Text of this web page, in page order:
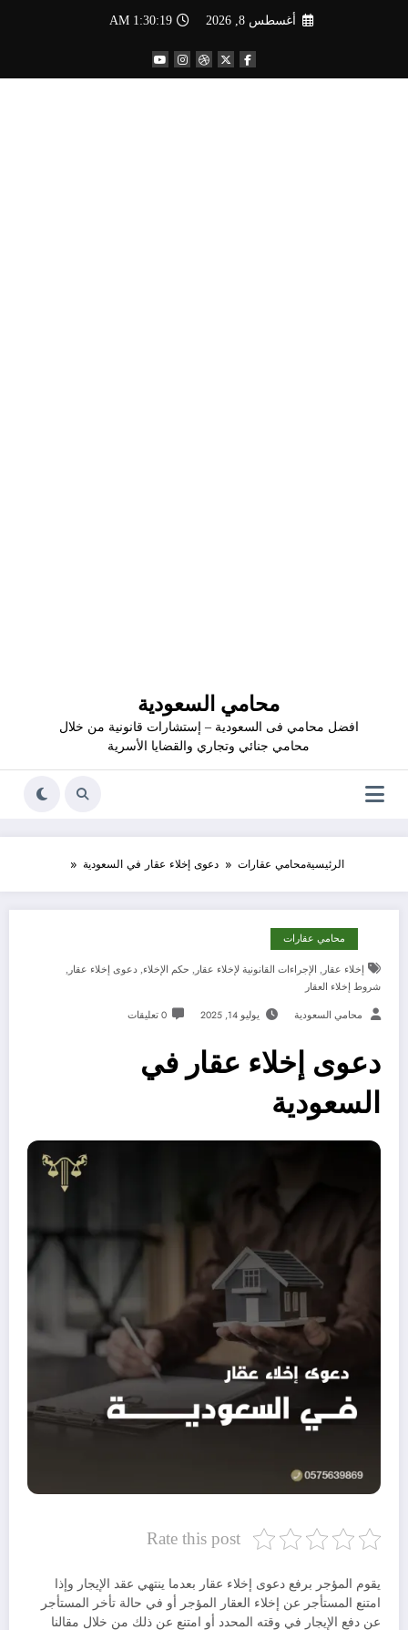
أغسطس 8, 2026 1:30:20 AM
محامي السعودية
افضل محامي فى السعودية – إستشارات قانونية من خلال
محامي جنائي وتجاري والقضايا الأسرية
الرئيسيةمحامي عقارات دعوى إخلاء عقار في السعودية
محامي عقارات
إخلاء عقار الإجراءات القانونية لإخلاء عقار حكم الإخلاء دعوى إخلاء عقار
شروط إخلاء العقار
محامي السعودية يوليو 14, 2025 0 تعليقات
دعوى إخلاء عقار في
السعودية
Rate this post
يقوم المؤجر برفع دعوى إخلاء عقار بعدما ينتهي عقد الإيجار وإذا
امتنع المستأجر عن إخلاء العقار المؤجر أو في حالة تأخر المستأجر
عن دفع الإيجار في وقته المحدد أو امتنع عن ذلك من خلال مقالنا